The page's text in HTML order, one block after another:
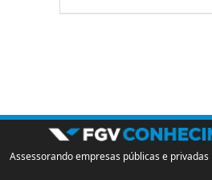
Assessorando empresas públicas e